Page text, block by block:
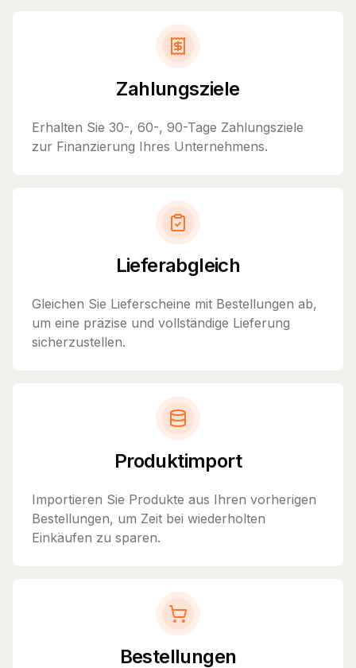
Zahlungsziele
Erhalten Sie 30-, 60-, 90-Tage Zahlungsziele
zur Finanzierung Ihres Unternehmens.
Lieferabgleich
Gleichen Sie Lieferscheine mit Bestellungen ab,
um eine präzise und vollständige Lieferung
sicherzustellen.
Produktimport
Importieren Sie Produkte aus Ihren vorherigen
Bestellungen, um Zeit bei wiederholten
Einkäufen zu sparen.
Bestellungen